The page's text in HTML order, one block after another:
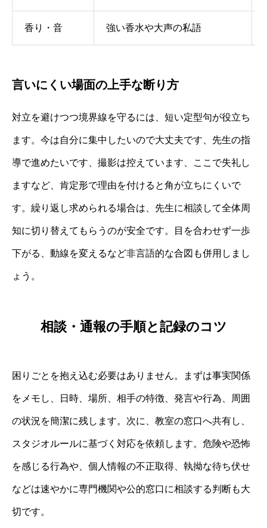
香り・音 強い香水や大声の私語
言いにくい場面の上手な断り方
対立を避けつつ境界線を守るには、短い定型句が役立ち
ます。今は自分に集中したいので大丈夫です、先生の指
導で進めたいです、撮影は控えています、ここで失礼し
ますなど、肯定形で理由を付けると角が立ちにくいで
す。繰り返し求められる場合は、先生に相談して全体周
知に切り替えてもらうのが安全です。目を合わせず一歩
下がる、動線を変えるなど非言語的な合図も併用しまし
ょう。
相談・通報の手順と記録のコツ
困りごとを抱え込む必要はありません。まずは事実関係
をメモし、日時、場所、相手の特徴、発言や行為、周囲
の状況を簡潔に残します。次に、教室の窓口へ共有し、
スタジオルールに基づく対応を依頼します。危険や恐怖
を感じる行為や、個人情報の不正取得、執拗な待ち伏せ
などは速やかに専門機関や公的窓口に相談する判断も大
切です。